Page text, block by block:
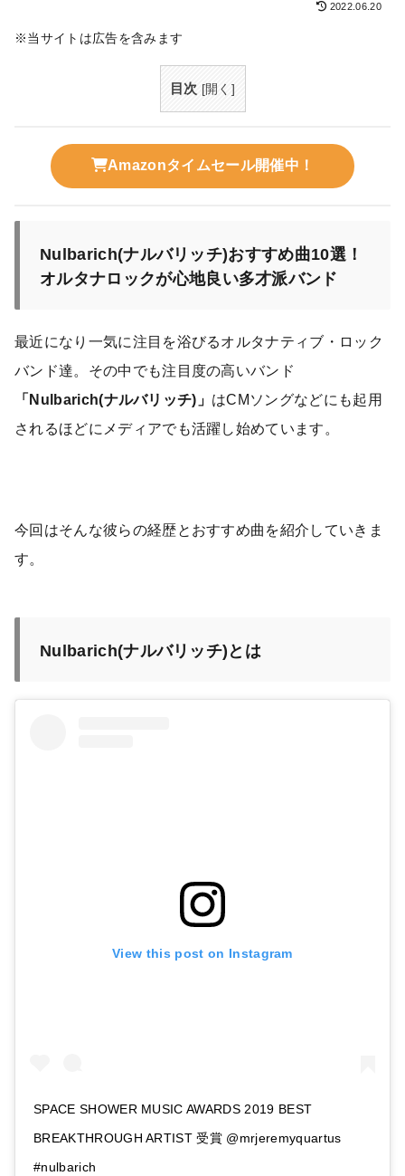
2022.06.20
※当サイトは広告を含みます
目次 [開く ]
Amazonタイムセール開催中！
Nulbarich(ナルバリッチ)おすすめ曲10選！
オルタナロックが心地良い多才派バンド
最近になり一気に注目を浴びるオルタナティブ・ロック
バンド達。その中でも注目度の高いバンド
「Nulbarich(ナルバリッチ)」 はCMソングなどにも起用
されるほどにメディアでも活躍し始めています。
今回はそんな彼らの経歴とおすすめ曲を紹介していきま
す。
Nulbarich(ナルバリッチ)とは
View this post on Instagram
SPACE SHOWER MUSIC AWARDS 2019 BEST
BREAKTHROUGH ARTIST 受賞 @mrjeremyquartus
#nulbarich